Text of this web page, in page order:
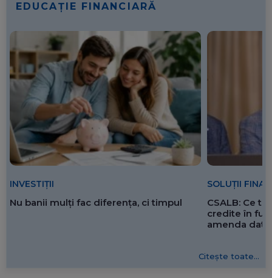
EDUCAȚIE FINANCIARĂ
INVESTIȚII
Nu banii mulți fac diferența, ci timpul
SOLUȚII
CSALB: Ce
credite în
amenda
Citește toate...